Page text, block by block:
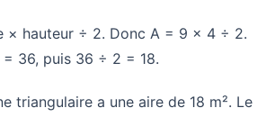
× hauteur ÷ 2. Donc A = 9 × 4 ÷ 2.
36, puis 36 ÷ 2 = 18.
triangulaire a une aire de 18 m². Le